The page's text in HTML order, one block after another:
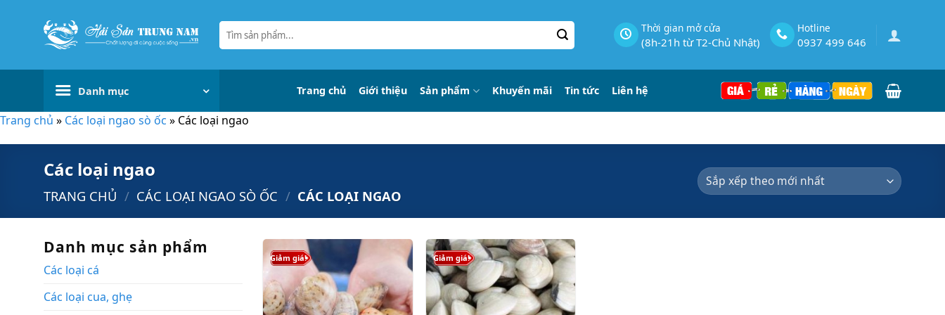
Tìm
kiếm:
Thời gian mở cửa
(8h-21h từ T2-Chủ Nhật)
Hotline
0937 499 646
Danh mục Trang chủ Giới thiệu Sản phẩm Khuyến mãi Tin tức Liên hệ
Trang chủ » Các loại ngao sò ốc » Các loại ngao
Các loại ngao
TRANG CHỦ / CÁC LOẠI NGAO SÒ ỐC / CÁC LOẠI NGAO
Danh mục sản phẩm
Các loại cá
Các loại cua, ghẹ
Giảm giá! Giảm giá!